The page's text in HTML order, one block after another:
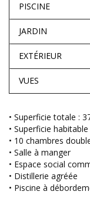
PISCINE
JARDIN
EXTÉRIEUR
VUES
• Superficie totale :
• Superficie
• 10 chambres
• Salle à manger
• Espace social
• Distillerie agréée
• Piscine à